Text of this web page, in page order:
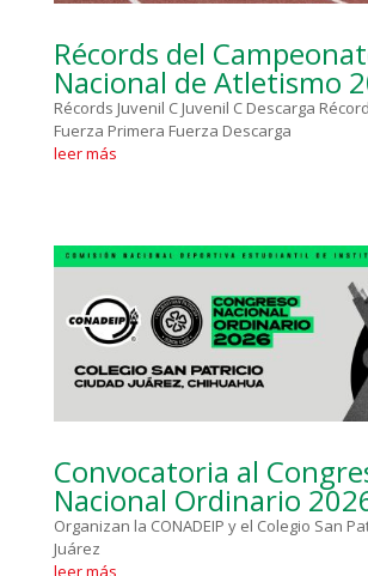
Récords del
Nacional de Atletismo
Récords Juvenil C Juvenil C Descarga
Fuerza Primera Fuerza Descarga
leer más
Convocatoria al
Nacional Ordinario
Organizan la CONADEIP y el Colegio San
Juárez
leer más